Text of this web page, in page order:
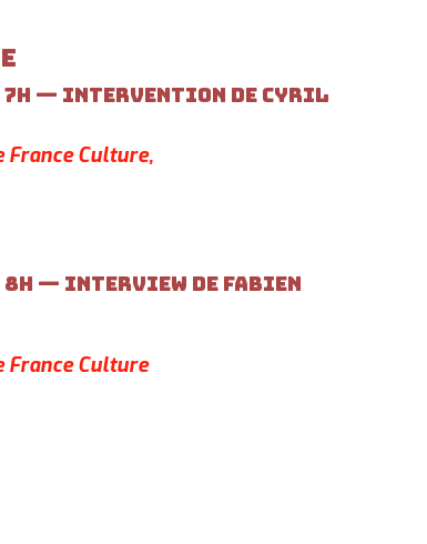
7h — Intervention de Cyril
France Culture,
— Interview de Fabien
France Culture